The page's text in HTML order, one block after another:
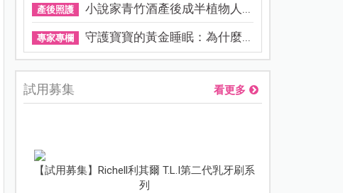
產後照護 小說家青竹酒產後成半植物人...
專家專欄 守護寶寶的黃金睡眠：為什麼...
試用募集 看更多
【試用募集】Richell利其爾 T.L.I第二代乳牙刷系
列